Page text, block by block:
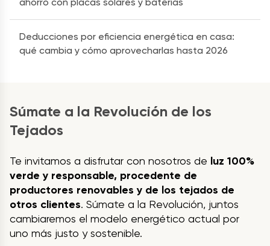
ahorro con placas solares y baterías
Deducciones por eficiencia energética en casa:
qué cambia y cómo aprovecharlas hasta 2026
Súmate a la Revolución de los
Tejados
Te invitamos a disfrutar con nosotros de luz 100%
verde y responsable, procedente de
productores renovables y de los tejados de
otros clientes. Súmate a la Revolución, juntos
cambiaremos el modelo energético actual por
uno más justo y sostenible.